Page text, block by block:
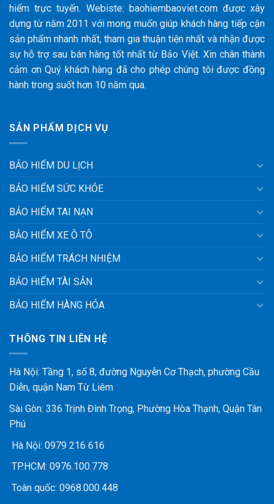
hiểm trực tuyến. Webiste: baohiembaoviet.com được xây
dựng từ năm 2011 với mong muốn giúp khách hàng tiếp cận
sản phẩm nhanh nhất, tham gia thuận tiện nhất và nhận được
sự hỗ trợ sau bán hàng tốt nhất từ Bảo Việt. Xin chân thành
cảm ơn Quý khách hàng đã cho phép chúng tôi được đồng
hành trong suốt hơn 10 năm qua.
SẢN PHẨM DỊCH VỤ
BẢO HIỂM DU LỊCH
BẢO HIỂM SỨC KHỎE
BẢO HIỂM TAI NẠN
BẢO HIỂM XE Ô TÔ
BẢO HIỂM TRÁCH NHIỆM
BẢO HIỂM TÀI SẢN
BẢO HIỂM HÀNG HÓA
THÔNG TIN LIÊN HỆ
Hà Nội: Tầng 1, số 8, đường Nguyễn Cơ Thạch, phường Cầu
Diễn, quận Nam Từ Liêm
Sài Gòn: 336 Trịnh Đình Trọng, Phường Hòa Thạnh, Quận Tân
Phú
Hà Nội: 0979 216 616
TP.HCM: 0976.100.778
Toàn quốc: 0968.000.448